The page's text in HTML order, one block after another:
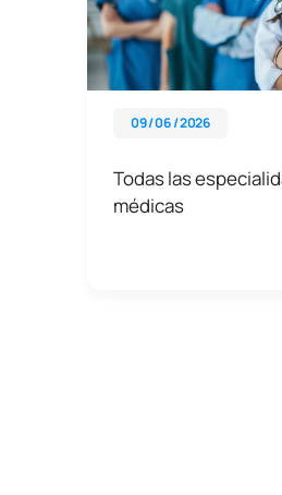
09 / 06 / 2026
Todas las
médicas